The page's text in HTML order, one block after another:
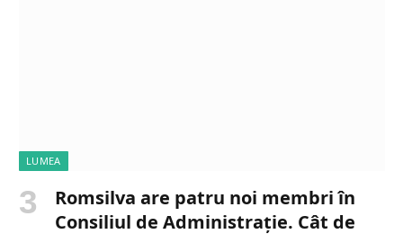
LUMEA
Romsilva are patru noi membri în
Consiliul de Administrație. Cât de